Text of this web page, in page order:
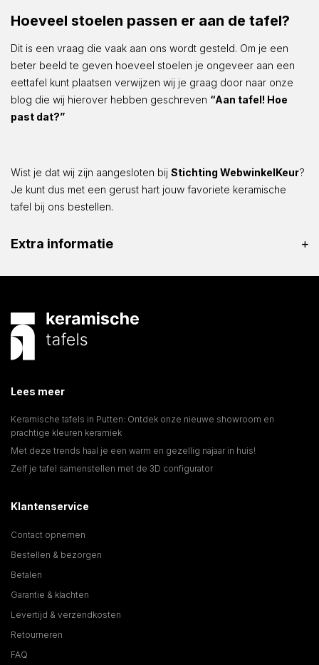
Hoeveel stoelen passen er aan de tafel?
Dit is een vraag die vaak aan ons wordt gesteld. Om je een
beter beeld te geven hoeveel stoelen je ongeveer aan een
eettafel kunt plaatsen verwijzen wij je graag door naar onze
blog die wij hierover hebben geschreven “Aan tafel! Hoe
past dat?”
Wist je dat wij zijn aangesloten bij Stichting WebwinkelKeur?
Je kunt dus met een gerust hart jouw favoriete keramische
tafel bij ons bestellen.
Extra informatie
Lees meer
Keramische tafels in Putten: Ontdek onze nieuwe showroom en
prachtige kleuren keramiek
Met deze trends haal je een warm en gezellig najaar in huis!
Zelf je tafel samenstellen met de 3D configurator
Klantenservice
Contact opnemen
Bestellen & bezorgen
Betalen
Garantie & klachten
Levertijd & verzendkosten
Retourneren
FAQ